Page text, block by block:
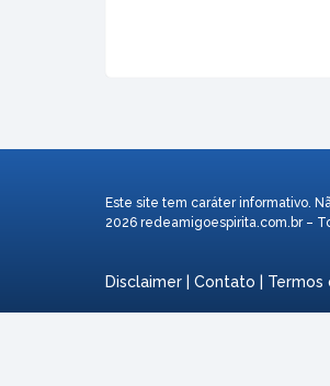
Este site tem caráter informativo.
2026 redeamigoespirita.com.br –
Disclaimer Contato Termos